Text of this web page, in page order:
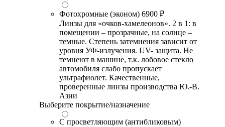
Фотохромные (эконом) 6900 ₽
Линзы для «очков-хамелеонов». 2 в 1: в
помещении – прозрачные, на солнце –
темные. Степень затемнения зависит от
уровня УФ-излучения. UV- защита. Не
темнеют в машине, т.к. лобовое стекло
автомобиля слабо пропускает
ультрафиолет. Качественные,
проверенные линзы производства Ю.-В.
Азии
Выберите покрытие/назначение
С просветляющим (антибликовым)